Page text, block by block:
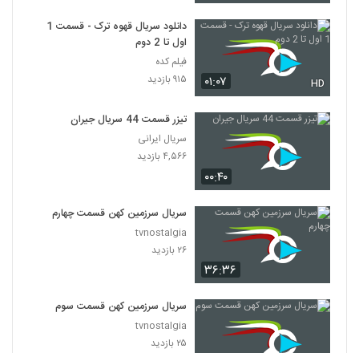
۰۱:۰۷ HD
دانلود سریال قهوه ترک - قسمت 1
اول تا 2 دوم
فیلم کده
۹۱۵ بازدید
۰۰:۴۰
تیزر قسمت 44 سریال جیران
سریال ایرانی
۴,۵۶۶ بازدید
۳۶:۳۶
سریال سرزمین کهن قسمت چهارم
tvnostalgia
۲۶ بازدید
سریال سرزمین کهن قسمت سوم
tvnostalgia
۲۵ بازدید